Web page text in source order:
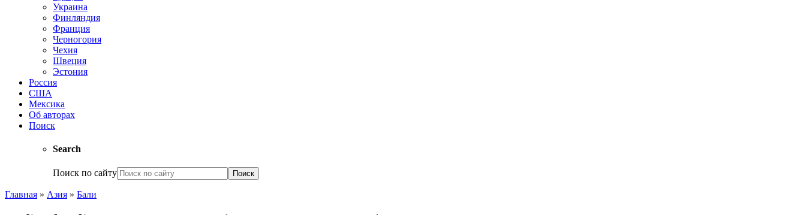
Украина
Финляндия
Франция
Черногория
Чехия
Швеция
Эстония
Россия
США
Мексика
Об авторах
Поиск
Search
Поиск по сайту
Главная » Азия » Бали